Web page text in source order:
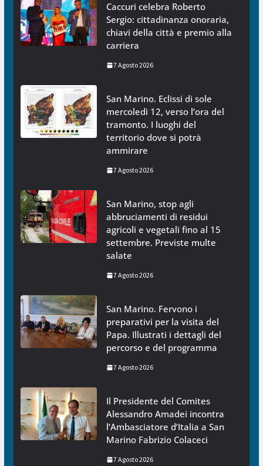
Caccuri celebra Roberto
Sergio: cittadinanza onoraria,
chiavi della città e premio alla
carriera
7 Agosto 2026
San Marino. Eclissi di sole
mercoledì 12, verso l’ora del
tramonto. I luoghi del
territorio dove si potrà
ammirare
7 Agosto 2026
San Marino, stop agli
abbruciamenti di residui
agricoli e vegetali fino al 15
settembre. Previste multe
salate
7 Agosto 2026
San Marino. Fervono i
preparativi per la visita del
Papa. Illustrati i dettagli del
percorso e del programma
7 Agosto 2026
Il Presidente del Comites
Alessandro Amadei incontra
l’Ambasciatore d’Italia a San
Marino Fabrizio Colaceci
7 Agosto 2026